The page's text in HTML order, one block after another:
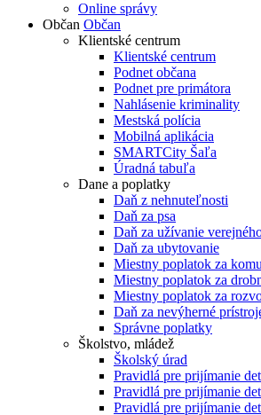
Online správy
Občan Občan
Klientské centrum
Klientské centrum
Podnet občana
Podnet pre primátora
Nahlásenie kriminality
Mestská polícia
Mobilná aplikácia
SMARTCity Šaľa
Úradná tabuľa
Dane a poplatky
Daň z nehnuteľnosti
Daň za psa
Daň za užívanie
Daň za ubytovanie
Miestny poplatok za
Miestny poplatok za
Miestny poplatok za
Daň za nevýherné
Správne poplatky
Školstvo, mládež
Školský úrad
Pravidlá pre prijímanie
Pravidlá pre prijímanie
Pravidlá pre prijímanie